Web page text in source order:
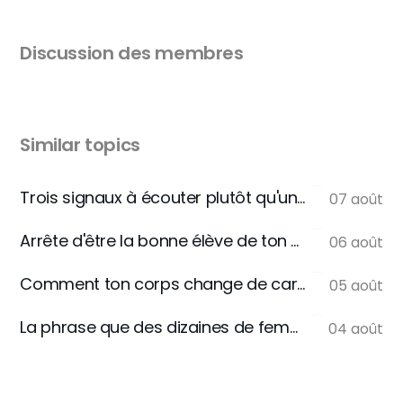
Discussion des membres
Similar topics
Trois signaux à écouter plutôt qu'une règle 07 août
Arrête d'être la bonne élève de ton assiette 06 août
Comment ton corps change de carburant 05 août
La phrase que des dizaines de femmes m'écrivent 04 août